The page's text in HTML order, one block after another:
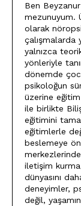
Ben
mezunuyum.
olarak
çalışmalarda
yalnızca
yönleriyle
dönemde
psikoloğun
üzerine
ile birlikte
eğitimini
eğitimlerle
beslemeye
iletişim
dünyasını
deneyimler,
değil,